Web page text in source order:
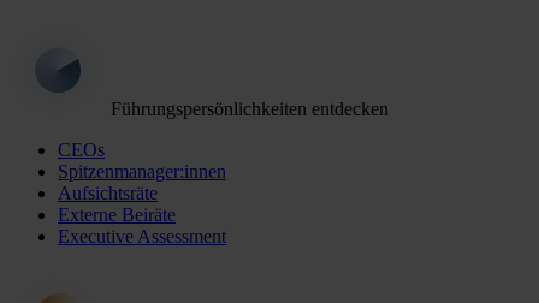
Führungspersönlichkeiten entdecken
CEOs
Spitzenmanager:innen
Aufsichtsräte
Externe Beiräte
Executive Assessment